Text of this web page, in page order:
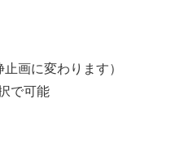
画に変わります）
で可能